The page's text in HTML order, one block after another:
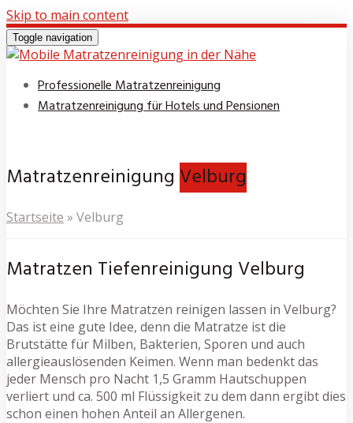
Skip to main content
Toggle navigation
Professionelle Matratzenreinigung
Matratzenreinigung für Hotels und Pensionen
Matratzenreinigung Velburg
Startseite » Velburg
Matratzen Tiefenreinigung Velburg
Möchten Sie Ihre Matratzen reinigen lassen in Velburg?
Das ist eine gute Idee, denn die Matratze ist die
Brutstätte für Milben, Bakterien, Sporen und auch
allergieauslösenden Keimen. Wenn man bedenkt das
jeder Mensch pro Nacht 1,5 Gramm Hautschuppen
verliert und ca. 500 ml Flüssigkeit zu dem dann ergibt dies
schon einen hohen Anteil an Allergenen.